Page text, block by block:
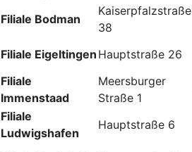
Filiale Bodman
Kaiserpfalzstraße
38
Filiale Eigeltingen Hauptstraße 26
Filiale
Immenstaad
Meersburger
Straße 1
Filiale
Ludwigshafen
Hauptstraße 6